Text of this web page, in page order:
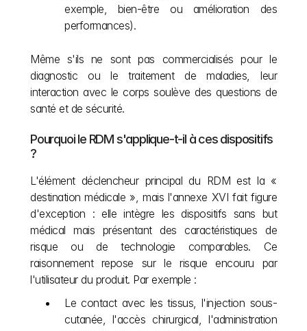
exemple, bien-être ou amélioration des
performances).
Même s'ils ne sont pas commercialisés pour le
diagnostic ou le traitement de maladies, leur
interaction avec le corps soulève des questions de
santé et de sécurité.
Pourquoi le RDM s'applique-t-il à ces dispositifs
?
L'élément déclencheur principal du RDM est la «
destination médicale », mais l'annexe XVI fait figure
d'exception : elle intègre les dispositifs sans but
médical mais présentant des caractéristiques de
risque ou de technologie comparables. Ce
raisonnement repose sur le risque encouru par
l'utilisateur du produit. Par exemple :
Le contact avec les tissus, l'injection sous-
cutanée, l'accès chirurgical, l'administration